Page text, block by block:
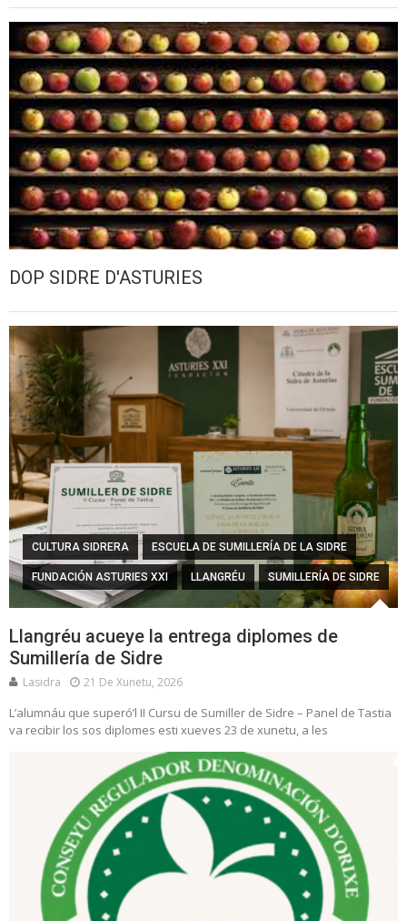
DOP SIDRE D'ASTURIES
CULTURA SIDRERA ESCUELA DE SUMILLERÍA DE LA SIDRE
FUNDACIÓN ASTURIES XXI LLANGRÉU SUMILLERÍA DE SIDRE
Llangréu acueye la entrega diplomes de
Sumillería de Sidre
Lasidra 21 De Xunetu, 2026
L’alumnáu que superó’l II Cursu de Sumiller de Sidre – Panel de Tastia
va recibir los sos diplomes esti xueves 23 de xunetu, a les